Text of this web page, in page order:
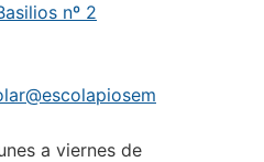
nº 2
a viernes de